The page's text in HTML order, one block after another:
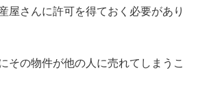
屋さんに許可を得ておく必要があり
その物件が他の人に売れてしまうこ